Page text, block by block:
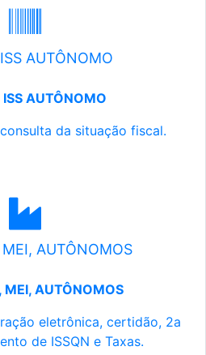
AUTÔNOMO
AUTÔNOMO
da situação fiscal.
MEI, AUTÔNOMOS
MEI, AUTÔNOMOS
eletrônica, certidão, 2a
de ISSQN e Taxas.